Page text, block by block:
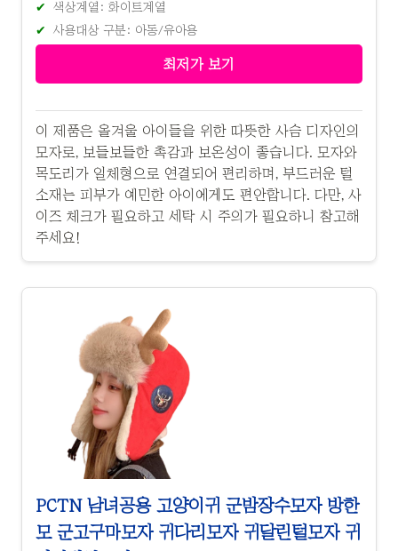
색상계열: 화이트계열
사용대상 구분: 아동/유아용
최저가 보기
이 제품은 올겨울 아이들을 위한 따뜻한 사슴 디자인의
모자로, 보들보들한 촉감과 보온성이 좋습니다. 모자와
목도리가 일체형으로 연결되어 편리하며, 부드러운 털
소재는 피부가 예민한 아이에게도 편안합니다. 다만, 사
이즈 체크가 필요하고 세탁 시 주의가 필요하니 참고해
주세요!
PCTN 남녀공용 고양이귀 군밤장수모자 방한
모 군고구마모자 귀다리모자 귀달린털모자 귀